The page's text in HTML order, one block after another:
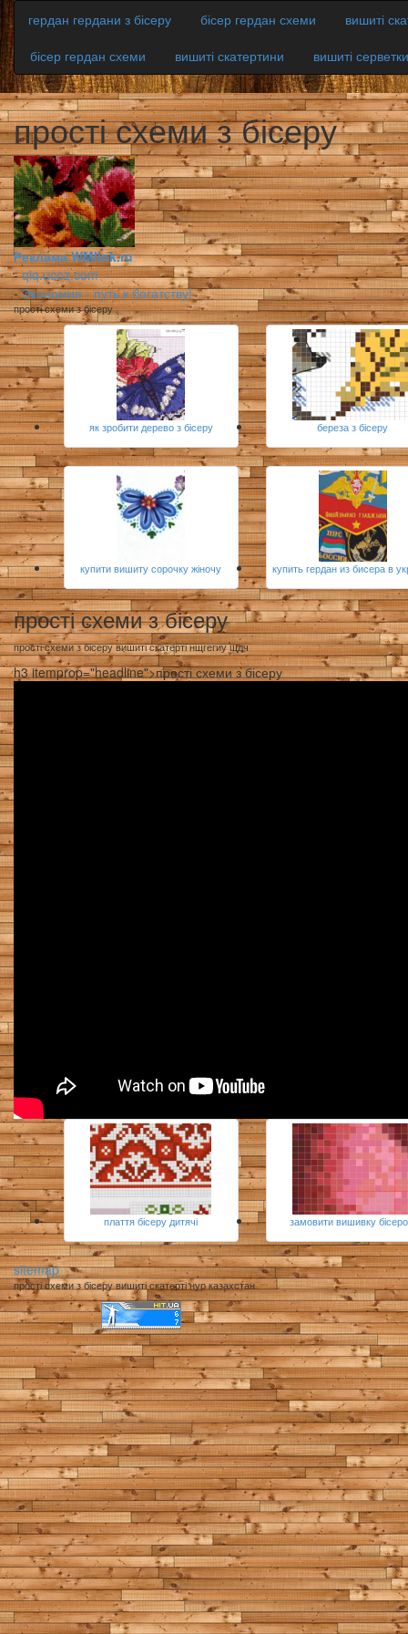
гердан гердани з бісеру бісер гердан схеми
вишиті
бісер гердан схеми
вишиті скатертини вишиті серветки
прості схеми з бісеру
Реклама WMlink.ru
-qiq.ucoz.com
-Экономия - путь к богатству!
прості схеми з бісеру
як зробити дерево з бісеру береза з бісеру
купити вишиту сорочку жіночу купить гердан из бисера в
прості схеми з бісеру
прості схеми з бісеру вишиті скатерті нщгегиу щдч
h3 itemprop="headline">прості схеми з бісеру
плаття бісеру дитячі замовити вишивку
sitemap
прості схеми з бісеру вишиті скатерті нур казахстан